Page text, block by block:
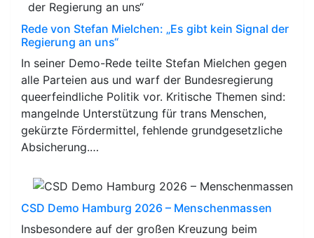
Rede von Stefan Mielchen: „Es gibt kein Signal der
Regierung an uns“
In seiner Demo-Rede teilte Stefan Mielchen gegen
alle Parteien aus und warf der Bundesregierung
queerfeindliche Politik vor. Kritische Themen sind:
mangelnde Unterstützung für trans Menschen,
gekürzte Fördermittel, fehlende grundgesetzliche
Absicherung.…
CSD Demo Hamburg 2026 – Menschenmassen
Insbesondere auf der großen Kreuzung beim